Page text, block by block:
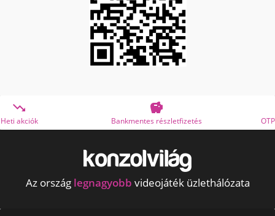
Bankmentes részletfizetés OTP Online Áruhitel
Az ország legnagyobb videojáték üzlethálózata